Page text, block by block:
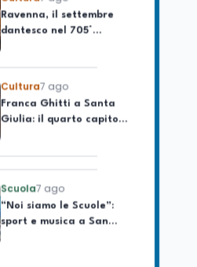
longevo dell’Italia
repubblicana
dantesco nel 705°
anniversario della morte
Cultura7 ago
Franca Ghitti a Santa
Giulia: il quarto capitolo
dei Palcoscenici
Scuola7 ago
“Noi siamo le Scuole”:
sport e musica a San
Miniato, STEM a Lerici